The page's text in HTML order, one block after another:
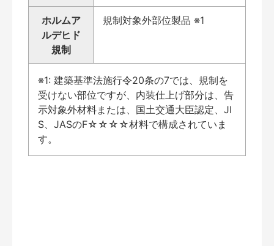
ホルムア
ルデヒド
規制
規制対象外部位製品 ※1
※1: 建築基準法施行令20条の7では、規制を
受けない部位ですが、内装仕上げ部分は、告
示対象外材料または、国土交通大臣認定、JI
S、JASのF☆☆☆☆材料で構成されていま
す。